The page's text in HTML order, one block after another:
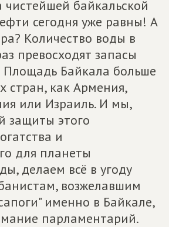
байкальской
сегодня уже равны! А
Количество воды в
превосходят запасы
Байкала больше
стран, как Армения,
или Израиль. И мы,
защиты этого
и
для планеты
делаем всё в угоду
возжелавшим
именно в Байкале,
парламентарий.